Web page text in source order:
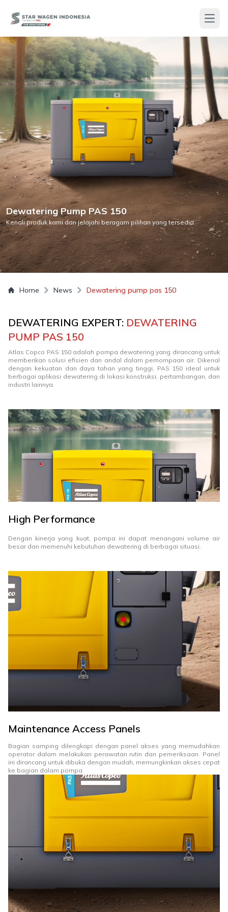
Dewatering Pump PAS 150
Kenali produk kami dan jelajahi beragam pilihan yang tersedia.
Home News Dewatering pump pas 150
DEWATERING EXPERT: DEWATERING
PUMP PAS 150
Atlas Copco PAS 150 adalah pompa dewatering yang dirancang untuk
memberikan solusi efisien dan andal dalam pemompaan air. Dikenal
dengan kekuatan dan daya tahan yang tinggi, PAS 150 ideal untuk
berbagai aplikasi dewatering di lokasi konstruksi, pertambangan, dan
industri lainnya.
High Performance
Dengan kinerja yang kuat, pompa ini dapat menangani volume air
besar dan memenuhi kebutuhan dewatering di berbagai situasi.
Maintenance Access Panels
Bagian samping dilengkapi dengan panel akses yang memudahkan
operator dalam melakukan perawatan rutin dan pemeriksaan. Panel
ini dirancang untuk dibuka dengan mudah, memungkinkan akses cepat
ke bagian dalam pompa.